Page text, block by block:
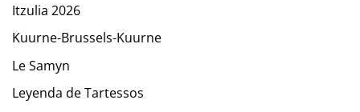
Itzulia 2026
Kuurne-Brussels-Kuurne
Le Samyn
Leyenda de Tartessos